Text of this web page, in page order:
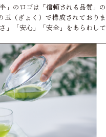
」のロゴは「信頼される品質」の
玉（ぎょく）で構成されておりま
」「安心」「安全」をあらわして